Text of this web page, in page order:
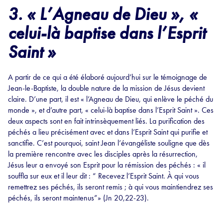
3. « L’Agneau de Dieu », «
celui-là baptise dans l’Esprit
Saint »
A partir de ce qui a été élaboré aujourd’hui sur le témoignage de
Jean-le-Baptiste, la double nature de la mission de Jésus devient
claire. D’une part, il est « l’Agneau de Dieu, qui enlève le péché du
monde », et d’autre part, « celui-là baptise dans l’Esprit Saint ». Ces
deux aspects sont en fait intrinsèquement liés. La purification des
péchés a lieu précisément avec et dans l’Esprit Saint qui purifie et
sanctifie. C’est pourquoi, saint Jean l’évangéliste souligne que dès
la première rencontre avec les disciples après la résurrection,
Jésus leur a envoyé son Esprit pour la rémission des péchés : « il
souffla sur eux et il leur dit : “ Recevez l’Esprit Saint. À qui vous
remettrez ses péchés, ils seront remis ; à qui vous maintiendrez ses
péchés, ils seront maintenus”» (Jn 20,22-23).